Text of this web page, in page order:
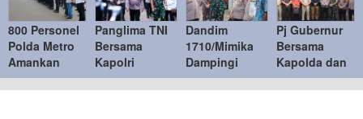
800 Personel
Polda Metro
Amankan
Rekap Suara
Pilkada
Panglima TNI
Bersama
Kapolri
Dampingi
Menkopolkam
Dandim
1710/Mimika
Dampingi
Wakapolda
Papua Pantau
Pj Gubernur
Bersama
Kapolda dan
Pangdam
Jaya Tinjau